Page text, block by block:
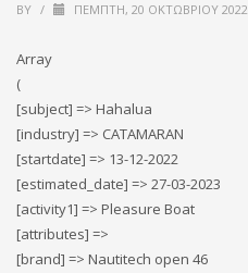
BY / ΠΈΜΠΤΗ, 20 ΟΚΤΩΒΡΊΟΥ 2022
Array
(
[subject] => Hahalua
[industry] => CATAMARAN
[startdate] => 13-12-2022
[estimated_date] => 27-03-2023
[activity1] => Pleasure Boat
[attributes] =>
[brand] => Nautitech open 46